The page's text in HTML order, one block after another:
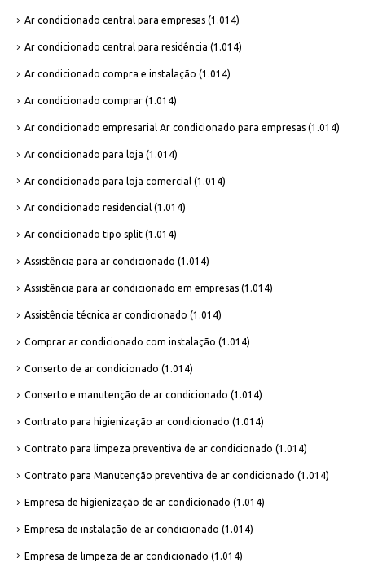
Ar condicionado central para empresas (1.014)
Ar condicionado central para residência (1.014)
Ar condicionado compra e instalação (1.014)
Ar condicionado comprar (1.014)
Ar condicionado empresarial Ar condicionado para empresas (1.014)
Ar condicionado para loja (1.014)
Ar condicionado para loja comercial (1.014)
Ar condicionado residencial (1.014)
Ar condicionado tipo split (1.014)
Assistência para ar condicionado (1.014)
Assistência para ar condicionado em empresas (1.014)
Assistência técnica ar condicionado (1.014)
Comprar ar condicionado com instalação (1.014)
Conserto de ar condicionado (1.014)
Conserto e manutenção de ar condicionado (1.014)
Contrato para higienização ar condicionado (1.014)
Contrato para limpeza preventiva de ar condicionado (1.014)
Contrato para Manutenção preventiva de ar condicionado (1.014)
Empresa de higienização de ar condicionado (1.014)
Empresa de instalação de ar condicionado (1.014)
Empresa de limpeza de ar condicionado (1.014)